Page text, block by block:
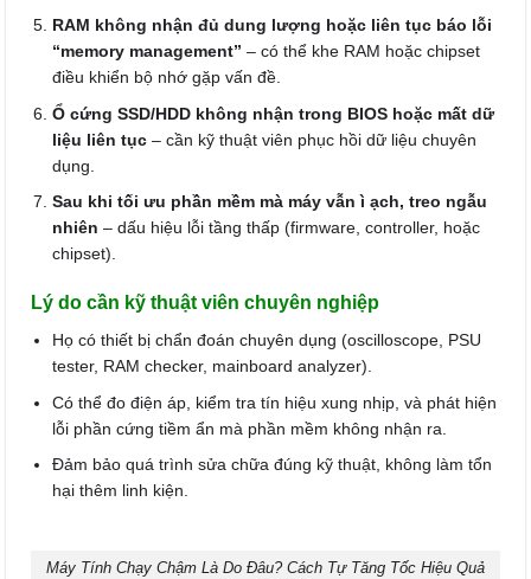
RAM không nhận đủ dung lượng hoặc liên tục báo lỗi
“memory management” – có thể khe RAM hoặc chipset
điều khiển bộ nhớ gặp vấn đề.
Ổ cứng SSD/HDD không nhận trong BIOS hoặc mất dữ
liệu liên tục – cần kỹ thuật viên phục hồi dữ liệu chuyên
dụng.
Sau khi tối ưu phần mềm mà máy vẫn ì ạch, treo ngẫu
nhiên – dấu hiệu lỗi tầng thấp (firmware, controller, hoặc
chipset).
Lý do cần kỹ thuật viên chuyên nghiệp
Họ có thiết bị chẩn đoán chuyên dụng (oscilloscope, PSU
tester, RAM checker, mainboard analyzer).
Có thể đo điện áp, kiểm tra tín hiệu xung nhịp, và phát hiện
lỗi phần cứng tiềm ẩn mà phần mềm không nhận ra.
Đảm bảo quá trình sửa chữa đúng kỹ thuật, không làm tổn
hại thêm linh kiện.
Máy Tính Chạy Chậm Là Do Đâu? Cách Tự Tăng Tốc Hiệu Quả